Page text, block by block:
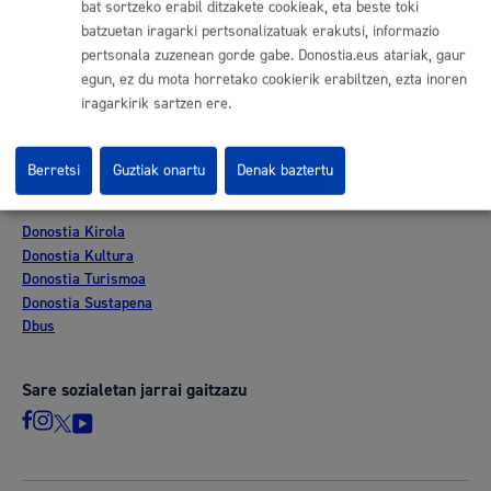
Lan eskaintza
Kontratatzailaren profila
Egoitza elektronikoa
Mapak - GeoDonostia
Prentsa aretoa
Beste webgune korporatibo batzuk
Donostia Kirola
Donostia Kultura
Donostia Turismoa
Donostia Sustapena
Dbus
Sare sozialetan jarrai gaitzazu
bat sortzeko erabil ditzakete cookieak, eta beste toki
batzuetan iragarki pertsonalizatuak erakutsi, informazio
pertsonala zuzenean gorde gabe. Donostia.eus atariak, gaur
egun, ez du mota horretako cookierik erabiltzen, ezta inoren
iragarkirik sartzen ere.
Denak baztertu
Berretsi Guztiak onartu